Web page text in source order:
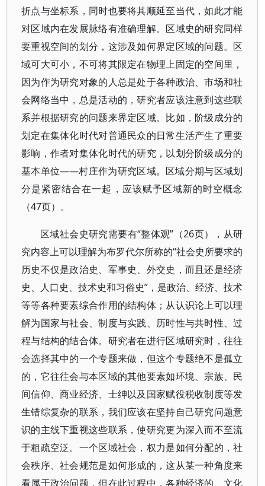
折点与坐标系，同时也要将其顺延至当代，如此才能
对区域内在发展脉络有准确理解。区域史的研究同样
要重视空间的划分，这涉及如何界定区域的问题。区
域可大可小，不可将其限定在物理上固定的空间里，
因为作为研究对象的人总是处于各种政治、市场和社
会网络当中，总是活动的，研究者应该注意到这些联
系并根据研究的问题来界定区域。比如，阶级成分的
划定在集体化时代对普通民众的日常生活产生了重要
影响，作者对集体化时代的研究，以划分阶级成分的
基本单位——村庄作为研究区域。区域分期与区域划
分是紧密结合在一起，应该赋予区域新的时空概念
（47页）。
区域社会史研究需要有“整体观”（26页），从研
究内容上可以理解为布罗代尔所称的“社会史所要求的
历史不仅是政治史、军事史、外交史，而且还是经济
史、人口史、技术史和习俗史”，是政治、经济、技术
等等各种要素综合作用的结构体；从认识论上可以理
解为国家与社会、制度与实践、历时性与共时性、过
程与结构的结合体。研究者在进行区域研究时，往往
会选择其中的一个专题来做，但这个专题绝不是孤立
的，它往往会与本区域的其他要素如环境、宗族、民
间信仰、商业经济、士绅以及国家赋役税收制度等发
生错综复杂的联系，我们应该在坚持自己研究问题意
识的主线下重视这些联系，使研究更为深入而不至流
于粗疏空泛。一个区域社会，权力是如何分配的，社
会秩序、社会规范是如何形成的，这从某一种角度来
看属于政治问题，但在此过程中，各种经济的、文化